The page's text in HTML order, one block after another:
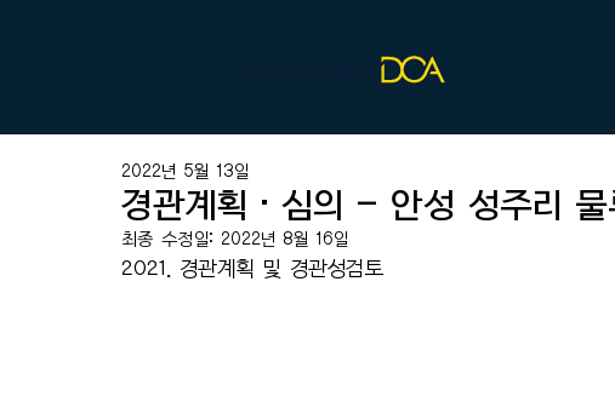
경관계획·심의 - 안성 성주리 물
2022년 5월 13일
최종 수정일: 2022년 8월 16일
2021. 경관계획 및 경관성검토